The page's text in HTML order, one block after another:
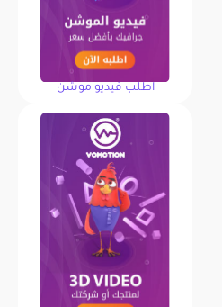
اطلب فيديو موشن